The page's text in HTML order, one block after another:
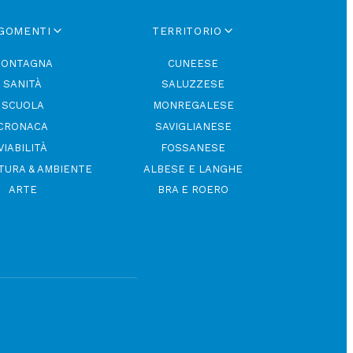
SANITÀ
SCUOLA
& AMBIENTE
ARTE
TERRITORIO
CUNEESE
SALUZZESE
MONREGALESE
SAVIGLIANESE
FOSSANESE
ALBESE E LANGHE
BRA E ROERO